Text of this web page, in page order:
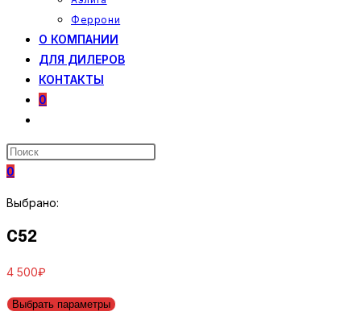
Феррони
О КОМПАНИИ
ДЛЯ ДИЛЕРОВ
КОНТАКТЫ
0
ПО
САЙТУ
0
Выбрано:
C52
4 500₽
Выбрать параметры